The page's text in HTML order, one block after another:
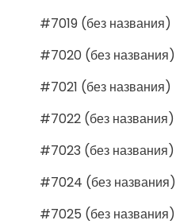
#7019 (без названия)
#7020 (без названия)
#7021 (без названия)
#7022 (без названия)
#7023 (без названия)
#7024 (без названия)
#7025 (без названия)